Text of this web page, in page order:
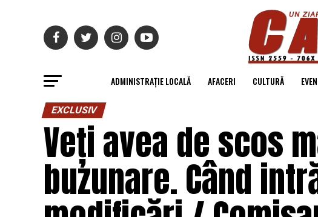
ADMINISTRAȚIE LOCALĂ AFACERI CULTURĂ
EXCLUSIV
Veți avea de scos
buzunare. Când